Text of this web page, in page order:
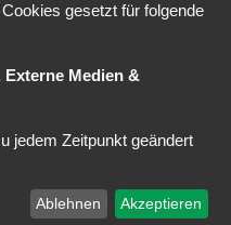
Alle Zeiten sindUTC+02:00
© phpBB Limited
durchphpBB.de
gesetzt für folgende
Medien &
jedem Zeitpunkt geändert
Ablehnen Akzeptieren